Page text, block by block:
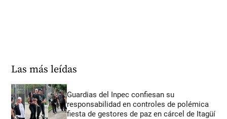
Las más leídas
Guardias del Inpec confiesan su
responsabilidad en controles de polémica
fiesta de gestores de paz en cárcel de Itagüí